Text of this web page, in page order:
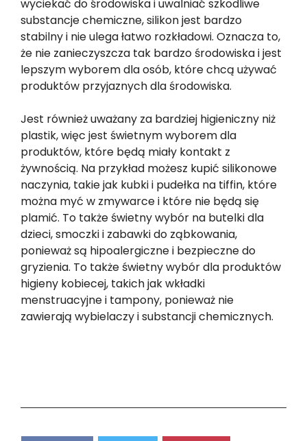
wyciekać do środowiska i uwalniać szkodliwe
substancje chemiczne, silikon jest bardzo
stabilny i nie ulega łatwo rozkładowi. Oznacza to,
że nie zanieczyszcza tak bardzo środowiska i jest
lepszym wyborem dla osób, które chcą używać
produktów przyjaznych dla środowiska.
Jest również uważany za bardziej higieniczny niż
plastik, więc jest świetnym wyborem dla
produktów, które będą miały kontakt z
żywnością. Na przykład możesz kupić silikonowe
naczynia, takie jak kubki i pudełka na tiffin, które
można myć w zmywarce i które nie będą się
plamić. To także świetny wybór na butelki dla
dzieci, smoczki i zabawki do ząbkowania,
ponieważ są hipoalergiczne i bezpieczne do
gryzienia. To także świetny wybór dla produktów
higieny kobiecej, takich jak wkładki
menstruacyjne i tampony, ponieważ nie
zawierają wybielaczy i substancji chemicznych.